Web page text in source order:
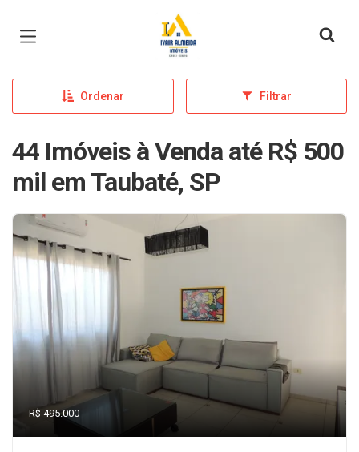
Página inicial
Ordenar Filtrar
44 Imóveis à Venda até R$ 500
mil em Taubaté, SP
R$ 495.000